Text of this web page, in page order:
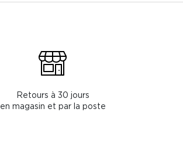
Retours à 30 jours
en magasin et par la poste